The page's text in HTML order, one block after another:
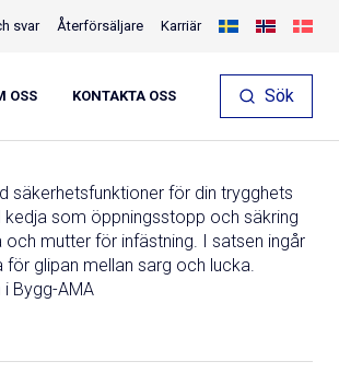
Sök
OSS KONTAKTA OSS
svar Återförsäljare Karriär
säkerhetsfunktioner för din trygghets
som öppningsstopp och säkring
mutter för infästning. I satsen ingår
glipan mellan sarg och lucka.
Bygg-AMA